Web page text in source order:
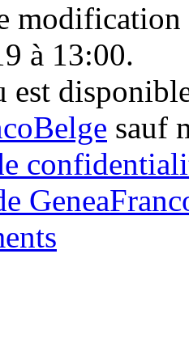
modification
à 13:00.
est
sauf